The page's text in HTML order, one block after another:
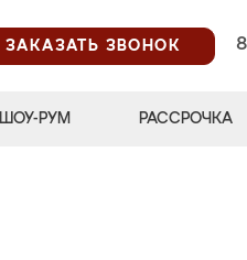
ЗАКАЗАТЬ ЗВОНОК
ШОУ-РУМ РАССРОЧКА